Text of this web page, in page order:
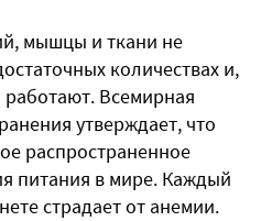
мышцы и ткани не
количествах и,
работают. Всемирная
утверждает, что
распространенное
питания в мире. Каждый
страдает от анемии.